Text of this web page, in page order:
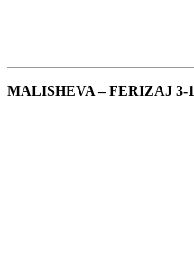
MALISHEVA – FERIZAJ 3-1